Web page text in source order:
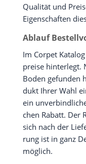
Qua­li­tät und
Eigen­schaf­ten
Ablauf
Im Cor­pet
prei­se hin­ter­legt.
Boden gefun­den
dukt Ihrer Wahl
ein
chen Rabatt. Der
sich nach der
rung ist in ganz
möglich.